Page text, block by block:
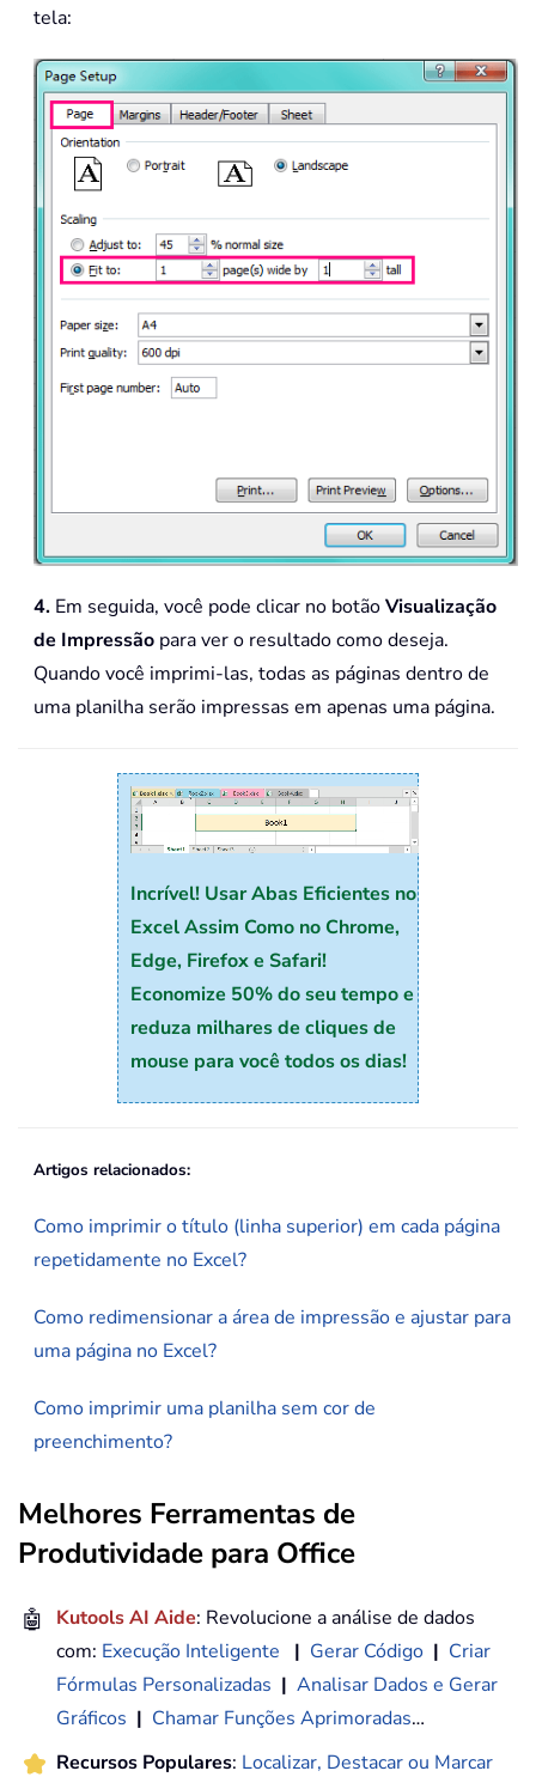
tela:
4. Em seguida, você pode clicar no botãoVisualização
de Impressão para ver o resultado como deseja.
Quando você imprimi-las, todas as páginas dentro de
uma planilha serão impressas em apenas uma página.
Incrível! Usar Abas Eficientes no
Excel Assim Como no Chrome,
Edge, Firefox e Safari!
Economize 50% do seu tempo e
reduza milhares de cliques de
mouse para você todos os dias!
Artigos relacionados:
Como imprimir o título (linha superior) em cada página
repetidamente no Excel?
Como redimensionar a área de impressão e ajustar para
uma página no Excel?
Como imprimir uma planilha sem cor de
preenchimento?
Melhores Ferramentas de
Produtividade para Office
🤖 Kutools AI Aide: Revolucione a análise de dados
com: Execução Inteligente | Gerar Código | Criar
Fórmulas Personalizadas | Analisar Dados e Gerar
Gráficos | Chamar Funções Aprimoradas…
Recursos Populares: Localizar, Destacar ou Marcar